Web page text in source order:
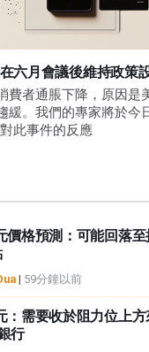
六月會議後維持政策
費者通脹下降，原因是
緩。我們的專家將於今
此事件的反應
價格預測：可能回落
| 59分鐘以前
：需要收於阻力位上方
行